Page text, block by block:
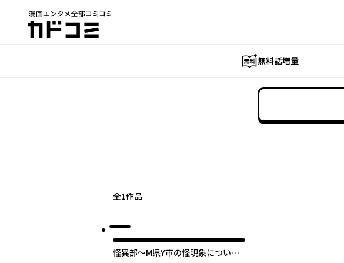
漫画エンタメ全部コミコミ
カドコミ
無料話増量
全1作品
怪異部～M県Y市の怪現象について